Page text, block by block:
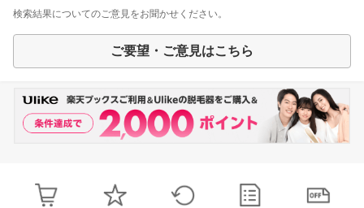
検索結果についてのご意見をお聞かせください。
ご要望・ご意見はこちら